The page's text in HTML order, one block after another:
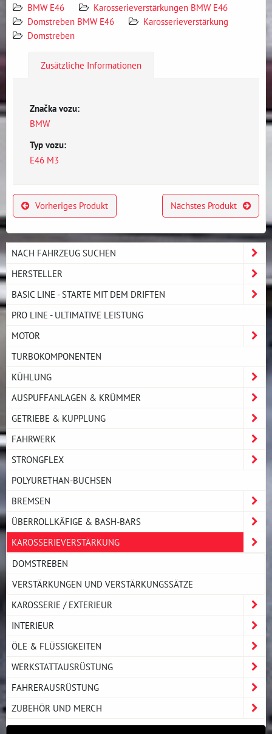
BMW E46
Karosserieverstärkungen BMW E46
Domstreben BMW E46
Karosserieverstärkung
Domstreben
Zusätzliche Informationen
Značka vozu:
BMW
Typ vozu:
E46 M3
Vorheriges Produkt Nächstes Produkt
NACH FAHRZEUG SUCHEN
HERSTELLER
BASIC LINE - STARTE MIT DEM DRIFTEN
PRO LINE - ULTIMATIVE LEISTUNG
MOTOR
TURBOKOMPONENTEN
KÜHLUNG
AUSPUFFANLAGEN & KRÜMMER
GETRIEBE & KUPPLUNG
FAHRWERK
STRONGFLEX
POLYURETHAN-BUCHSEN
BREMSEN
ÜBERROLLKÄFIGE & BASH-BARS
KAROSSERIEVERSTÄRKUNG
DOMSTREBEN
VERSTÄRKUNGEN UND VERSTÄRKUNGSSÄTZE
KAROSSERIE / EXTERIEUR
INTERIEUR
ÖLE & FLÜSSIGKEITEN
WERKSTATTAUSRÜSTUNG
FAHRERAUSRÜSTUNG
ZUBEHÖR UND MERCH